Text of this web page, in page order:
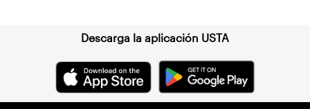
Descarga la aplicación USTA